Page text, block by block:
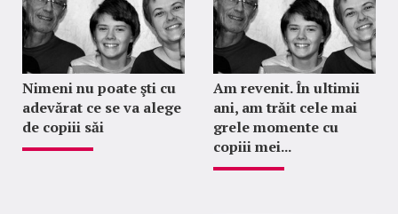
Nimeni nu poate şti cu
adevărat ce se va alege
de copiii săi
Am revenit. În ultimii
ani, am trăit cele mai
grele momente cu
copiii mei...